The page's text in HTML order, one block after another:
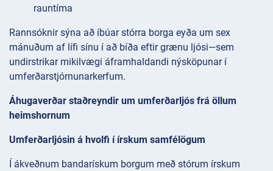
rauntíma
Rannsóknir sýna að íbúar stórra borga eyða um sex
mánuðum af lífi sínu í að bíða eftir grænu ljósi—sem
undirstrikar mikilvægi áframhaldandi nýsköpunar í
umferðarstjórnunarkerfum.
Áhugaverðar staðreyndir um umferðarljós frá öllum
heimshornum
Umferðarljósin á hvolfi í írskum samfélögum
Í ákveðnum bandarískum borgum með stórum írskum